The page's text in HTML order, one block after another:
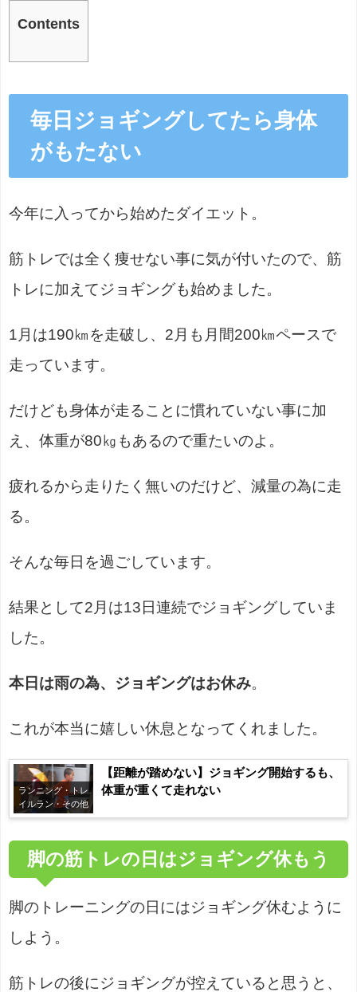
Contents
毎日ジョギングしてたら身体
がもたない
今年に入ってから始めたダイエット。
筋トレでは全く痩せない事に気が付いたので、筋
トレに加えてジョギングも始めました。
1月は190㎞を走破し、2月も月間200㎞ペースで
走っています。
だけども身体が走ることに慣れていない事に加
え、体重が80㎏もあるので重たいのよ。
疲れるから走りたく無いのだけど、減量の為に走
る。
そんな毎日を過ごしています。
結果として2月は13日連続でジョギングしていま
した。
本日は雨の為、ジョギングはお休み。
これが本当に嬉しい休息となってくれました。
ランニング・トレ
イルラン・その他
【距離が踏めない】ジョギング開始するも、
体重が重くて走れない
脚の筋トレの日はジョギング休もう
脚のトレーニングの日にはジョギング休むように
しよう。
筋トレの後にジョギングが控えていると思うと、